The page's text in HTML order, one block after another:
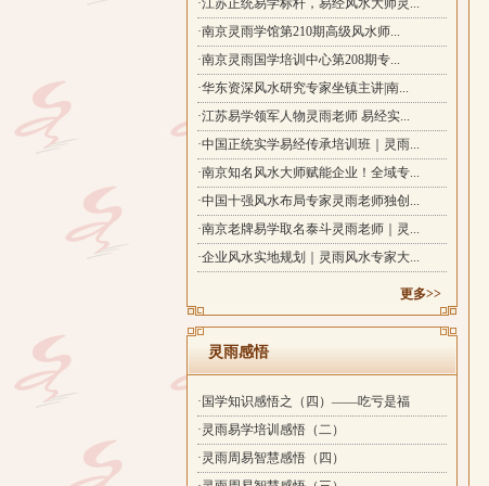
·江苏正统易学标杆，易经风水大师灵...
·南京灵雨学馆第210期高级风水师...
·南京灵雨国学培训中心第208期专...
·华东资深风水研究专家坐镇主讲|南...
·江苏易学领军人物灵雨老师 易经实...
·中国正统实学易经传承培训班｜灵雨...
·南京知名风水大师赋能企业！全域专...
·中国十强风水布局专家灵雨老师独创...
·南京老牌易学取名泰斗灵雨老师｜灵...
·企业风水实地规划｜灵雨风水专家大...
更多>>
灵雨感悟
·国学知识感悟之（四）——吃亏是福
·灵雨易学培训感悟（二）
·灵雨周易智慧感悟（四）